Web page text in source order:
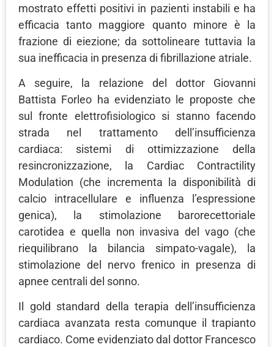
mostrato effetti positivi in pazienti instabili e ha
efficacia tanto maggiore quanto minore è la
frazione di eiezione; da sottolineare tuttavia la
sua inefficacia in presenza di fibrillazione atriale.
A seguire, la relazione del dottor Giovanni
Battista Forleo ha evidenziato le proposte che
sul fronte elettrofisiologico si stanno facendo
strada nel trattamento dell’insufficienza
cardiaca: sistemi di ottimizzazione della
resincronizzazione, la Cardiac Contractility
Modulation (che incrementa la disponibilità di
calcio intracellulare e influenza l’espressione
genica), la stimolazione barorecettoriale
carotidea e quella non invasiva del vago (che
riequilibrano la bilancia simpato-vagale), la
stimolazione del nervo frenico in presenza di
apnee centrali del sonno.
Il gold standard della terapia dell’insufficienza
cardiaca avanzata resta comunque il trapianto
cardiaco. Come evidenziato dal dottor Francesco